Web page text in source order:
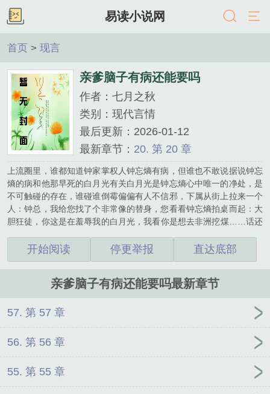
易读小说网
首页 > 现言
亲爹脑子有病还能要吗
作者：七月之秋
类别：现代言情
最后更新：2026-01-12
最新章节： 20. 第 20 章
上流圈里，谁都知道钟家掌权人钟忘熵有病，但谁也不敢说据说钟忘
熵的病和他那早死的白月光有关白月光是钟忘熵心中唯一的净处，是
不可触碰的存在，谁碰谁倒霉偏偏有人不信邪，下属从街上拉来一个
人：钟总，我给您找了个非常像的替身，您看看钟忘熵拍桌而起：大
胆狂徒，你这是在羞辱我的白月光，我看你是想去非洲挖煤……话还
小的小孩就在下属战战兢兢的时候钟忘熵再次拍桌：胡说，这就是我
的白月光，他活过来变成小孩找我了下属：……小孩：……上辈子江
人钟忘熵，这辈子为了避免惨死的结局，他决定早点认回这个爹谁知
鱼试图讲道理：人是没办法死而复生和变小的钟忘熵轻蔑一笑：有丝
分裂，上过生物课本的，不懂？上辈子都没念完小学的江小鱼：？其
他人：……然后，江小鱼被制定了严格标准，一言一行必须完全和他
爸一模一样，这就算了，他还要时不时的看他亲爹的抽象行为比如，
办公室一位员工的呼吸节奏不满，要对用贝多
开始阅读 停更举报 直达底部
亲爹脑子有病还能要吗最新章节
57. 第 57 章
56. 第 56 章
55. 第 55 章